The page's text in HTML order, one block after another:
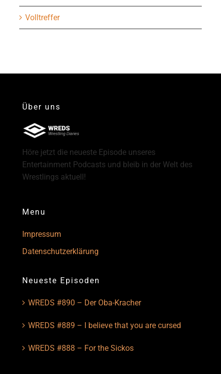
Volltreffer
Über uns
Höre jetzt die neueste Episode unseres
Entertainment Podcasts und bleib in der Welt des
Wrestlings aktuell!
Menu
Impressum
Datenschutzerklärung
Neueste Episoden
WREDS #890 – Der Oba-Kracher
WREDS #889 – I believe that you are cursed
WREDS #888 – For the Sickos